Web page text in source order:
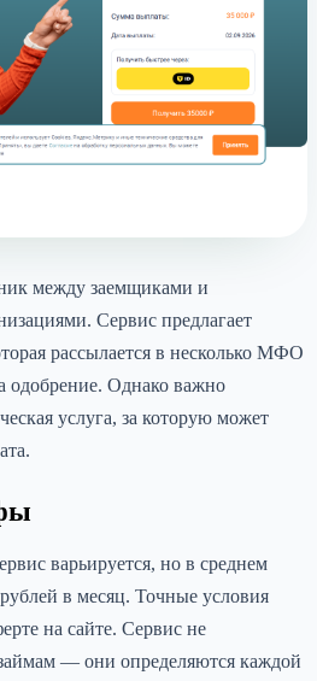
между заемщиками и
Сервис предлагает
рассылается в несколько МФО
одобрение. Однако важно
услуга, за которую может
варьируется, но в среднем
в месяц. Точные условия
на сайте. Сервис не
— они определяются каждой